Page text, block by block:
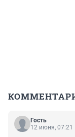
Гость
12 июня, 07:21